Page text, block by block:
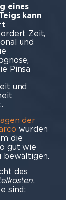
eines
kann
Zeit,
und
Pinsa
und
der
wurden
die
gut wie
bewältigen.
des
,
sind: